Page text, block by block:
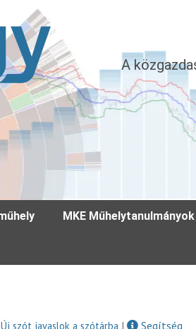
A
MKE Műhelytanulmányok
Új szót javaslok a szótárba |
Segítség